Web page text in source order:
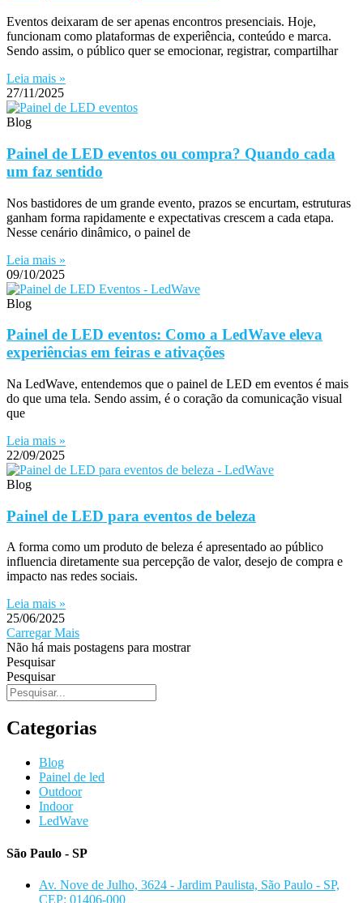
Eventos deixaram de ser apenas encontros presenciais. Hoje,
funcionam como plataformas de experiência, conteúdo e marca.
Sendo assim, o público quer se emocionar, registrar, compartilhar
Leia mais »
27/11/2025
Blog
Painel de LED eventos ou compra? Quando cada
um faz sentido
Nos bastidores de um grande evento, prazos se encurtam, estruturas
ganham forma rapidamente e expectativas crescem a cada etapa.
Nesse cenário dinâmico, o painel de
Leia mais »
09/10/2025
Blog
Painel de LED eventos: Como a LedWave eleva
experiências em feiras e ativações
Na LedWave, entendemos que o painel de LED em eventos é mais
do que uma tela. Sendo assim, é o coração da comunicação visual
que
Leia mais »
22/09/2025
Blog
Painel de LED para eventos de beleza
A forma como um produto de beleza é apresentado ao público
influencia diretamente sua percepção de valor, desejo de compra e
impacto nas redes sociais.
Leia mais »
25/06/2025
Carregar Mais
Não há mais postagens para mostrar
Pesquisar
Pesquisar
Categorias
Blog
Painel de led
Outdoor
Indoor
LedWave
São Paulo - SP
Av. Nove de Julho, 3624 - Jardim Paulista, São Paulo - SP,
CEP: 01406-000